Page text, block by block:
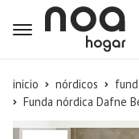
inicio nórdicos
Funda nórdica Dafne